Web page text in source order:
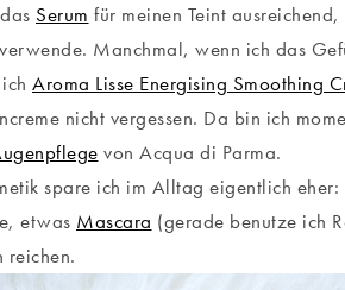
Serum für meinen Teint
Manchmal, wenn ich das
Aroma Lisse Energising Smoothing
nicht vergessen. Da bin ich
von Acqua di Parma.
spare ich im Alltag eigentlich eher:
etwas Mascara (gerade benutze ich
reichen.